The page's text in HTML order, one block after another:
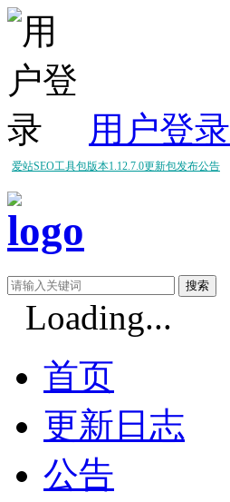
用户登录
爱站SEO工具包版本1.12.7.0更新包发布公告
爱站SEO工具包版本1.12.5.0更新包发布公告
Loading...
首页
更新日志
公告